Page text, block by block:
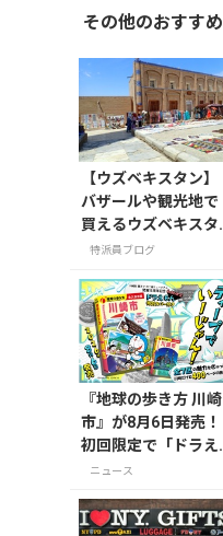
その他のおすすめ
【ウズベキスタン】
バザールや観光地で
買えるウズベキスタ
ンのお土産
特派員ブログ
『地球の歩き方 川崎
市』が8月6日発売！
初回限定で「ドラえ
もん」描き下ろし特
ニュース